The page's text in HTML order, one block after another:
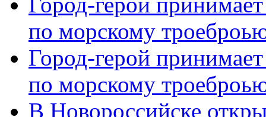
по морскому
Город-герой
по морскому
В Новороссийске